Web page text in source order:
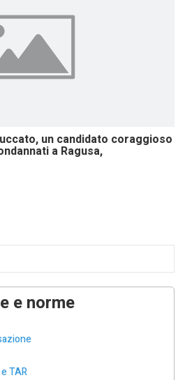
un candidato coraggioso
a Ragusa,
e norme
TAR